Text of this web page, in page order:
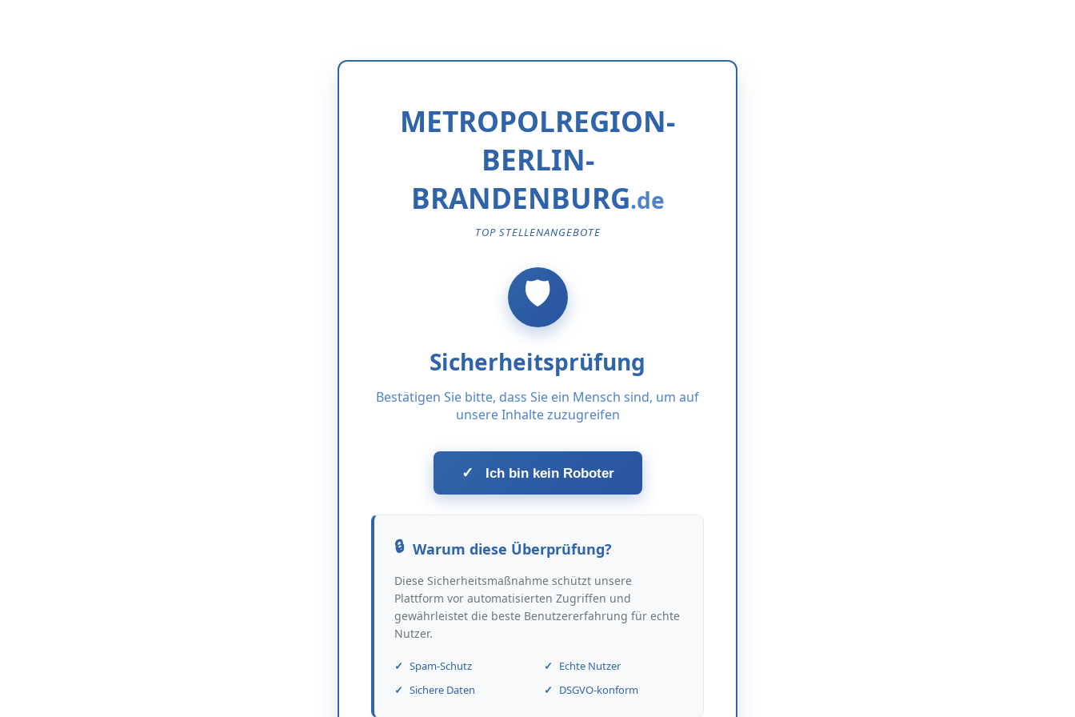
METROPOLREGION-
BERLIN-
BRANDENBURG
TOP STELLENANGEBOTE
Sicherheitsprüfung
Bestätigen Sie bitte, dass Sie ein Mensch sind, um auf
unsere Inhalte zuzugreifen
✓ Ich bin kein Roboter
Warum diese Überprüfung?
Diese Sicherheitsmaßnahme schützt unsere
Plattform vor automatisierten Zugriffen und
gewährleistet die beste Benutzererfahrung für echte
Nutzer.
Spam-Schutz
Echte Nutzer
Sichere Daten
DSGVO-konform